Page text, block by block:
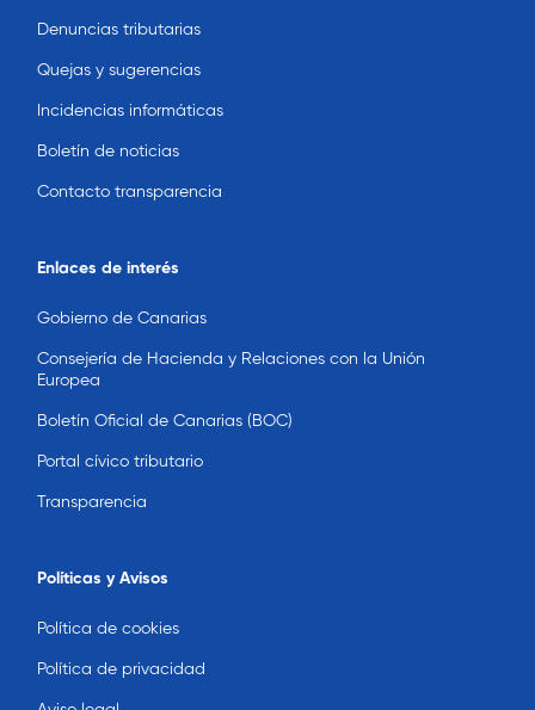
Denuncias tributarias
Quejas y sugerencias
Incidencias informáticas
Boletín de noticias
Contacto transparencia
Enlaces de interés
Gobierno de Canarias
Consejería de Hacienda y Relaciones con la Unión
Europea
Boletín Oficial de Canarias (BOC)
Portal cívico tributario
Transparencia
Políticas y Avisos
Política de cookies
Política de privacidad